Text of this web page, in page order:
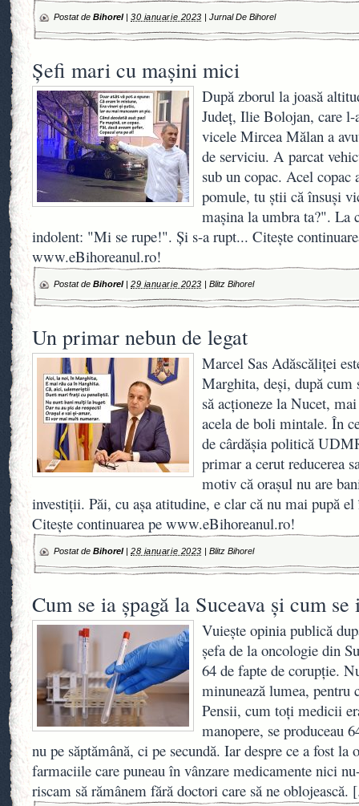
Postat de Bihorel| 30 ianuarie 2023 | Jurnal De Bihorel
Şefi mari cu maşini mici
După zborul la joasă
Judeţ, Ilie Bolojan, care l-
vicele Mircea Mălan a
de serviciu. A parcat
sub un copac. Acel
pomule, tu ştii că însuşi
maşina la umbra ta?". La
indolent: "Mi se rupe!". Şi s-a rupt... Citește
www.eBihoreanul.ro!
Postat de Bihorel| 29 ianuarie 2023 | Blitz Bihorel
Un primar nebun de legat
Marcel Sas Adăscăliţei
Marghita, deşi, după cum
să acţioneze la Nucet,
acela de boli mintale. În
de cârdăşia politică
primar a cerut reducerea
motiv că oraşul nu are
investiţii. Păi, cu aşa atitudine, e clar că nu mai pupă
Citește continuarea pe www.eBihoreanul.ro!
Postat de Bihorel| 28 ianuarie 2023 | Blitz Bihorel
Cum se ia șpagă la Suceava și cum
Vuiește opinia publică
șefa de la oncologie din
64 de fapte de corupție.
minunează lumea, pentru
Pensii, cum toți medicii
manopere, se produceau
nu pe săptămână, ci pe secundă. Iar despre ce a fost
farmaciile care puneau în vânzare medicamente nici
riscam să rămânem fără doctori care să ne oblojească.